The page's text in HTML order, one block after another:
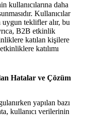
kullanıcılarına daha
Kullanıcılar
uygun teklifler alır, bu
B2B etkinlik
katılan kişilere
katılımı
Hatalar ve Çözüm
yapılan bazı
kullanıcı verilerinin